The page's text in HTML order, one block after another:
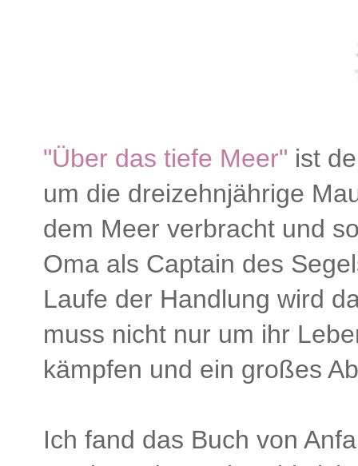
"Über das tiefe Meer" ist
um die dreizehnjährige
dem Meer verbracht und
Oma als Captain des
Laufe der Handlung wird
muss nicht nur um ihr
kämpfen und ein großes
Ich fand das Buch von